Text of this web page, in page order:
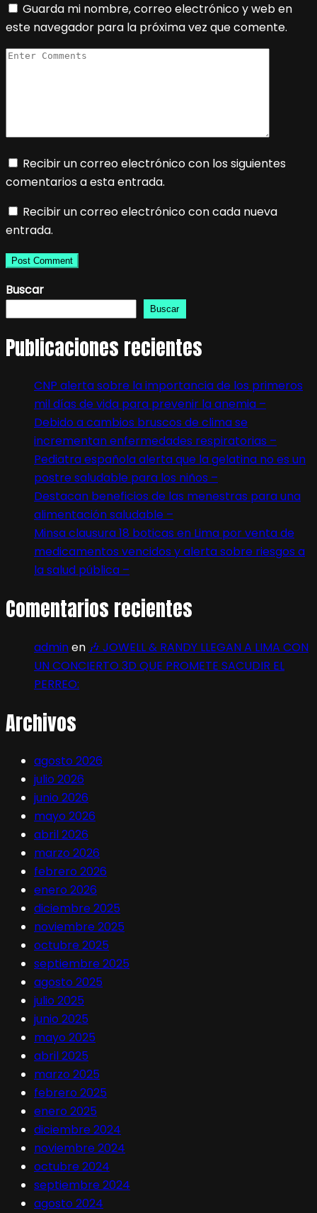
Guarda mi nombre, correo electrónico y web en
este navegador para la próxima vez que comente.
Recibir un correo electrónico con los siguientes
comentarios a esta entrada.
Recibir un correo electrónico con cada nueva
entrada.
Buscar
Buscar
Publicaciones recientes
CNP alerta sobre la importancia de los primeros
mil días de vida para prevenir la anemia –
Debido a cambios bruscos de clima se
incrementan enfermedades respiratorias –
Pediatra española alerta que la gelatina no es un
postre saludable para los niños –
Destacan beneficios de las menestras para una
alimentación saludable –
Minsa clausura 18 boticas en Lima por venta de
medicamentos vencidos y alerta sobre riesgos a
la salud pública –
Comentarios recientes
adminen 🎶 JOWELL & RANDY LLEGAN A LIMA CON
UN CONCIERTO 3D QUE PROMETE SACUDIR EL
PERREO:
Archivos
agosto 2026
julio 2026
junio 2026
mayo 2026
abril 2026
marzo 2026
febrero 2026
enero 2026
diciembre 2025
noviembre 2025
octubre 2025
septiembre 2025
agosto 2025
julio 2025
junio 2025
mayo 2025
abril 2025
marzo 2025
febrero 2025
enero 2025
diciembre 2024
noviembre 2024
octubre 2024
septiembre 2024
agosto 2024